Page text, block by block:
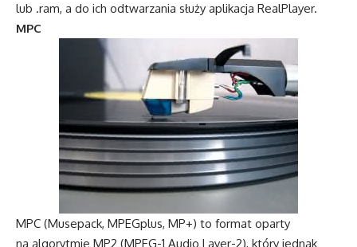
lub .ram, a do ich odtwarzania służy aplikacja RealPlayer.
MPC
MPC (Musepack, MPEGplus, MP+) to format oparty
na algorytmie MP2 (MPEG-1 Audio Layer-2), który jednak